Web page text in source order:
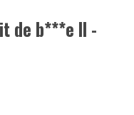
de b***e II -